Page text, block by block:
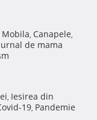
Mobila, Canapele,
de mama
, Iesirea din
19, Pandemie